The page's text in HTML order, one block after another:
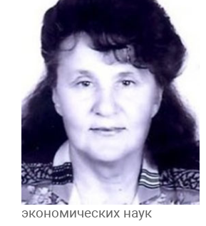
экономических наук